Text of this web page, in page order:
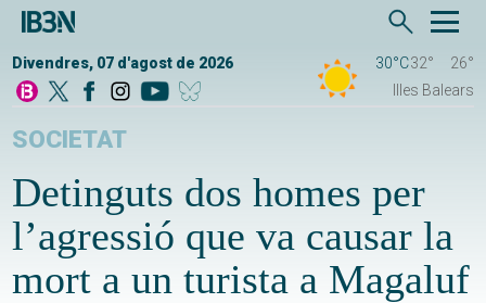
Divendres, 07 d'agost de 2026 30°C32°
26°
Illes Balears
SOCIETAT
Detinguts dos homes per
l’agressió que va causar la
mort a un turista a Magaluf